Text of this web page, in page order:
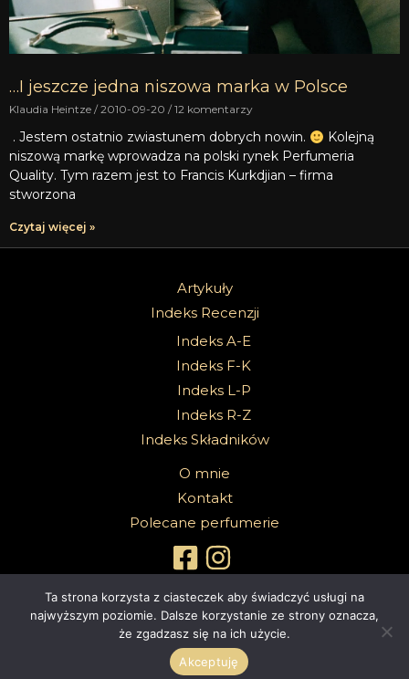
…I jeszcze jedna niszowa marka w Polsce
Klaudia Heintze 2010-09-20 12 komentarzy
. Jestem ostatnio zwiastunem dobrych nowin.
Kolejną
niszową markę wprowadza na polski rynek Perfumeria
Quality. Tym razem jest to Francis Kurkdjian – firma
stworzona
Czytaj więcej »
Artykuły
Indeks Recenzji
Indeks A-E
Indeks F-K
Indeks L-P
Indeks R-Z
Indeks Składników
O mnie
Kontakt
Polecane perfumerie
Copyright 2026 @Sabbath Of Senses | Z dumą wspierane przez
4ec.eu - strony www i sklepy internetowe
Ta strona korzysta z ciasteczek aby świadczyć usługi na
najwyższym poziomie. Dalsze korzystanie ze strony oznacza,
że zgadzasz się na ich użycie.
Akceptuję